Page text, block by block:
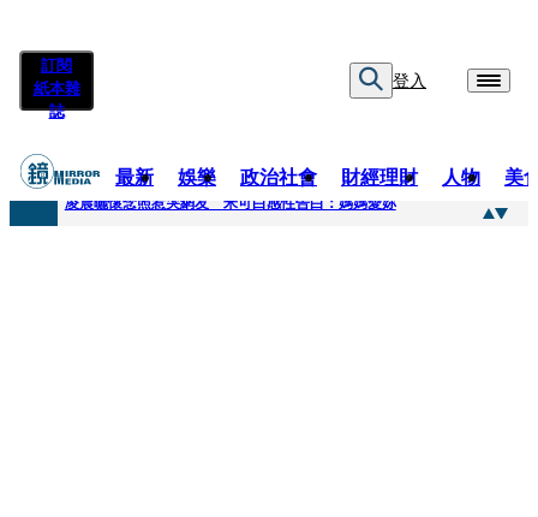
訂閱
紙本雜
誌
登入
最新 娛樂 政治社會 財經理財 人物 美
快訊
凌晨曬懷念照惹哭網友 米可白感性告白：媽媽愛妳